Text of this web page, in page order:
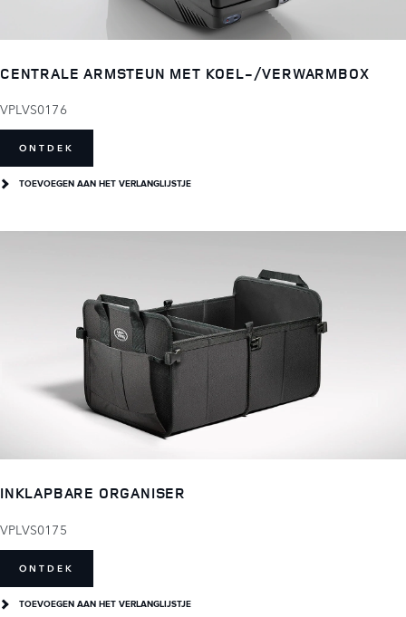
CENTRALE ARMSTEUN MET KOEL-/VERWARMBOX
VPLVS0176
ONTDEK
TOEVOEGEN AAN HET VERLANGLIJSTJE
INKLAPBARE ORGANISER
VPLVS0175
ONTDEK
TOEVOEGEN AAN HET VERLANGLIJSTJE